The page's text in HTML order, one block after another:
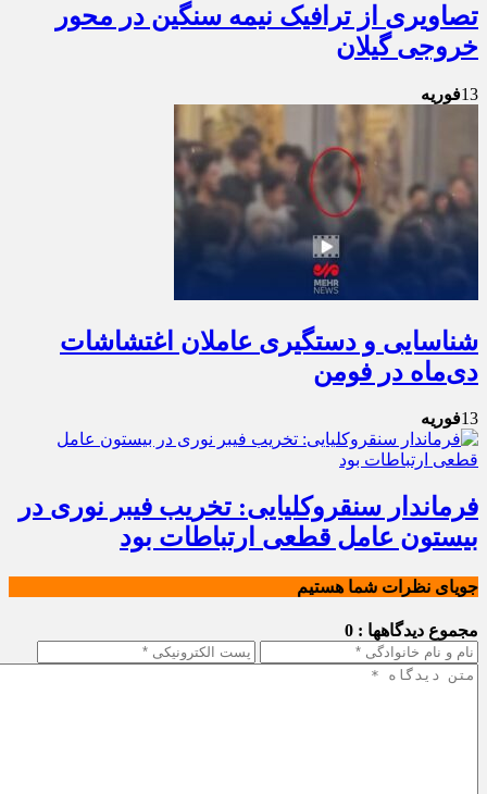
تصاویری از ترافیک نیمه سنگین در محور
خروجی گیلان
13فوریه
شناسایی و دستگیری عاملان اغتشاشات
دی‌ماه در فومن
13فوریه
فرماندار سنقروکلیایی: تخریب فیبر نوری در
بیستون عامل قطعی ارتباطات بود
جویای نظرات شما هستیم
مجموع دیدگاهها : 0